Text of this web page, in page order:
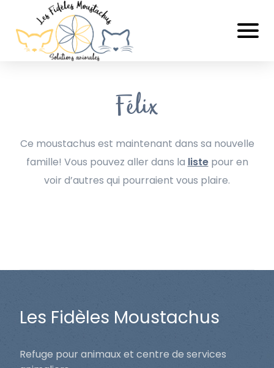
Félix
Ce moustachus est maintenant dans sa nouvelle
famille! Vous pouvez aller dans la listepour en
voir d’autres qui pourraient vous plaire.
Les Fidèles Moustachus
Refuge pour animaux et centre de services